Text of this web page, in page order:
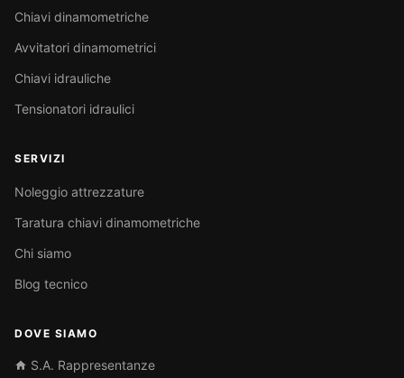
Chiavi dinamometriche
Avvitatori dinamometrici
Chiavi idrauliche
Tensionatori idraulici
SERVIZI
Noleggio attrezzature
Taratura chiavi dinamometriche
Chi siamo
Blog tecnico
DOVE SIAMO
S.A. Rappresentanze